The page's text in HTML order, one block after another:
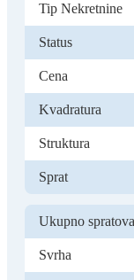
Tip Nekretnine
Status
Cena
Kvadratura
Struktura
Sprat
Ukupno spratova
Svrha